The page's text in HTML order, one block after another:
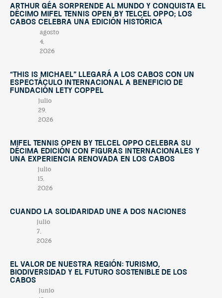
Arthur Géa sorprende al mundo y conquista el
décimo Mifel Tennis Open by Telcel OPPO; Los
Cabos celebra una edición histórica
agosto
4,
2026
“This Is Michael” llegará a Los Cabos con un
espectáculo internacional a beneficio de
Fundación Lety Coppel
julio
29,
2026
Mifel Tennis Open by Telcel Oppo celebra su
décima edición con figuras internacionales y
una experiencia renovada en Los Cabos
julio
15,
2026
Cuando la solidaridad une a dos naciones
julio
7,
2026
El valor de nuestra región: turismo,
biodiversidad y el futuro sostenible de Los
Cabos
junio